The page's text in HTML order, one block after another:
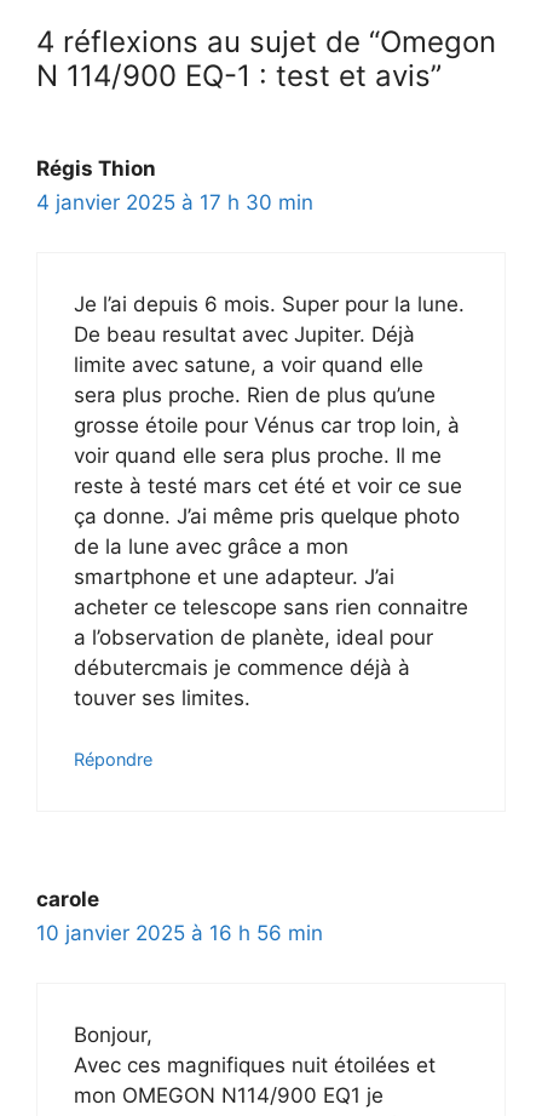
4 réflexions au sujet de “Omegon
N 114/900 EQ-1 : test et avis”
Régis Thion
4 janvier 2025 à 17 h 30 min
Je l’ai depuis 6 mois. Super pour la lune.
De beau resultat avec Jupiter. Déjà
limite avec satune, a voir quand elle
sera plus proche. Rien de plus qu’une
grosse étoile pour Vénus car trop loin, à
voir quand elle sera plus proche. Il me
reste à testé mars cet été et voir ce sue
ça donne. J’ai même pris quelque photo
de la lune avec grâce a mon
smartphone et une adapteur. J’ai
acheter ce telescope sans rien connaitre
a l’observation de planète, ideal pour
débutercmais je commence déjà à
touver ses limites.
Répondre
carole
10 janvier 2025 à 16 h 56 min
Bonjour,
Avec ces magnifiques nuit étoilées et
mon OMEGON N114/900 EQ1 je